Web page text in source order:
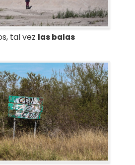
tal vez las balas